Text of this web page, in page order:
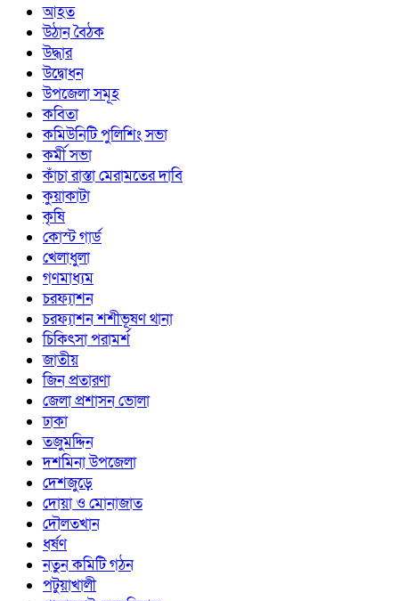
আহত
উঠান বৈঠক
উদ্ধার
উদ্বোধন
উপজেলা সমূহ
কবিতা
কমিউনিটি পুলিশিং সভা
কর্মী সভা
কাঁচা রাস্তা মেরামতের দাবি
কুয়াকাটা
কৃষি
কোস্ট গার্ড
খেলাধুলা
গণমাধ্যম
চরফ্যাশন
চরফ্যাশন শশীভূষণ থানা
চিকিৎসা পরামর্শ
জাতীয়
জিন প্রতারণা
জেলা প্রশাসন ভোলা
ঢাকা
তজুমদ্দিন
দশমিনা উপজেলা
দেশজুড়ে
দোয়া ও মোনাজাত
দৌলতখান
ধর্ষণ
নতুন কমিটি গঠন
পটুয়াখালী